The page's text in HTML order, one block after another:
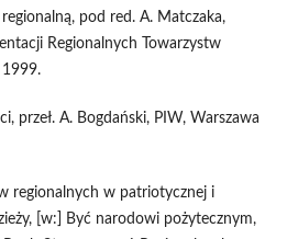
pod red. A. Matczaka,
Regionalnych Towarzystw
1999.
przeł. A. Bogdański, PIW, Warszawa
regionalnych w patriotycznej i
[w:] Być narodowi pożytecznym,